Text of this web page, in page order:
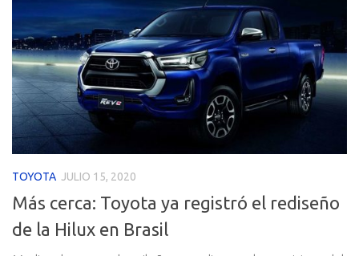
TOYOTA JULIO 15, 2020
Más cerca: Toyota ya registró el rediseño
de la Hilux en Brasil